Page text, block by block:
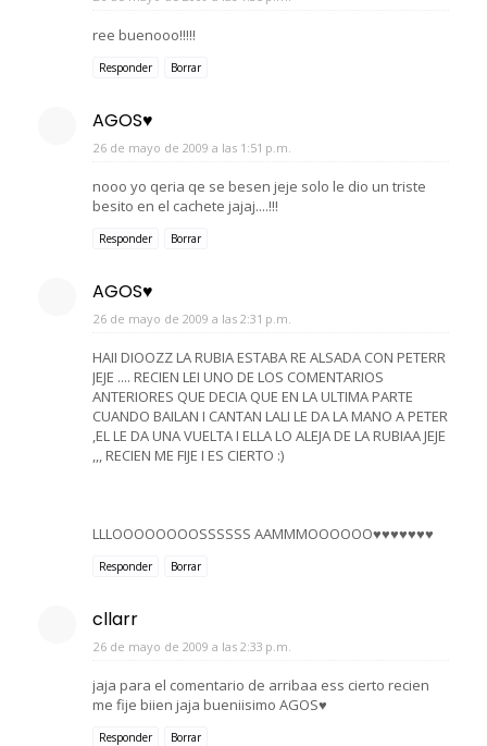
ree buenooo!!!!!
Responder Borrar
AGOS♥
26 de mayo de 2009 a las 1:51 p.m.
nooo yo qeria qe se besen jeje solo le dio un triste
besito en el cachete jajaj....!!!
Responder Borrar
AGOS♥
26 de mayo de 2009 a las 2:31 p.m.
HAII DIOOZZ LA RUBIA ESTABA RE ALSADA CON PETERR
JEJE .... RECIEN LEI UNO DE LOS COMENTARIOS
ANTERIORES QUE DECIA QUE EN LA ULTIMA PARTE
CUANDO BAILAN I CANTAN LALI LE DA LA MANO A PETER
,EL LE DA UNA VUELTA I ELLA LO ALEJA DE LA RUBIAA JEJE
,,, RECIEN ME FIJE I ES CIERTO :)
LLLOOOOOOOOSSSSSS AAMMMOOOOOO♥♥♥♥♥♥♥
Responder Borrar
cllarr
26 de mayo de 2009 a las 2:33 p.m.
jaja para el comentario de arribaa ess cierto recien
me fije biien jaja bueniisimo AGOS♥
Responder Borrar